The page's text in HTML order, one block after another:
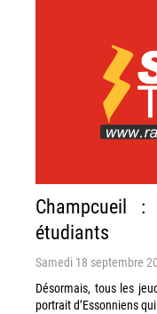
Champcueil :
étudiants
Samedi 18 septembre
Désormais, tous les
portrait d’Essonniens